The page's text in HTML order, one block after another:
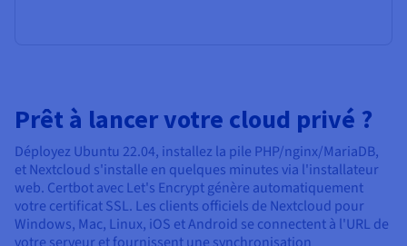
Prêt à lancer votre cloud privé ?
Déployez Ubuntu 22.04, installez la pile PHP/nginx/MariaDB,
et Nextcloud s'installe en quelques minutes via l'installateur
web. Certbot avec Let's Encrypt génère automatiquement
votre certificat SSL. Les clients officiels de Nextcloud pour
Windows, Mac, Linux, iOS et Android se connectent à l'URL de